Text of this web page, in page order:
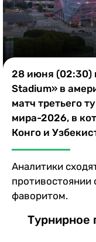
28 июня (02:30)
Stadium» в
матч третьего
мира-2026, в
Конго и
Аналитики
противостоянии
фаворитом.
Турнирное